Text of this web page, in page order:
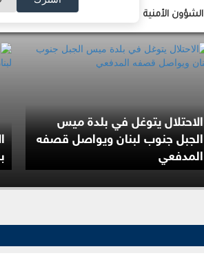
الشؤون الأمنية الشؤون الإقتصادية الشؤون
الاحتلال يتوغل في بلدة ميس
الجبل جنوب لبنان ويواصل قصفه
المدفعي